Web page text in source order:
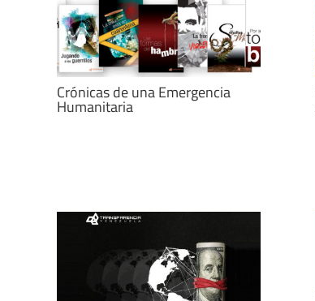
Crónicas de una Emergencia
Humanitaria